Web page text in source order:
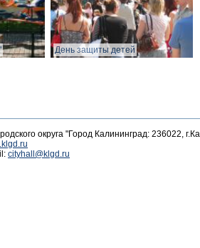
День защиты детей
округа "Город Калининград: 236022,
cityhall@klgd.ru